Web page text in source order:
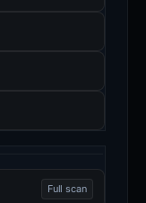
Full scan